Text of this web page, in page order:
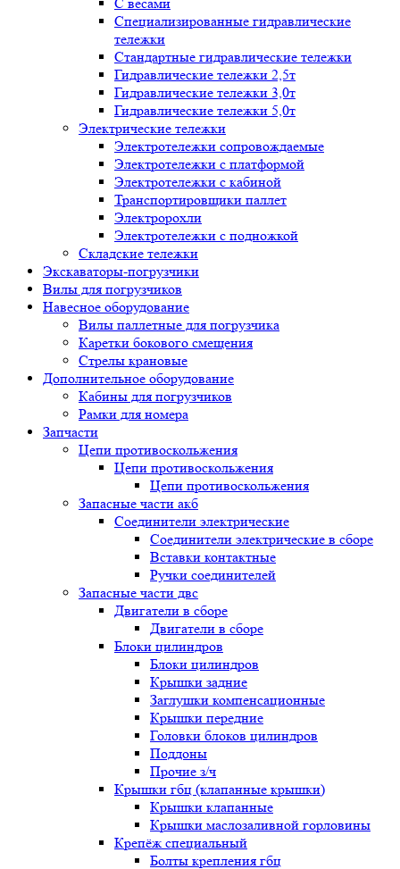
Специализированные гидравлические
тележки
Стандартные гидравлические тележки
Гидравлические тележки 2,5т
Гидравлические тележки 3,0т
Гидравлические тележки 5,0т
Электрические тележки
Электротележки сопровождаемые
Электротележки с платформой
Электротележки с кабиной
Транспортировщики паллет
Электророхли
Электротележки с подножкой
Складские тележки
Экскаваторы-погрузчики
Вилы для погрузчиков
Навесное оборудование
Вилы паллетные для погрузчика
Каретки бокового смещения
Стрелы крановые
Дополнительное оборудование
Кабины для погрузчиков
Рамки для номера
Запчасти
Цепи противоскольжения
Цепи противоскольжения
Цепи противоскольжения
Запасные части акб
Соединители электрические
Соединители электрические в сборе
Вставки контактные
Ручки соединителей
Запасные части двс
Двигатели в сборе
Двигатели в сборе
Блоки цилиндров
Блоки цилиндров
Крышки задние
Заглушки компенсационные
Крышки передние
Головки блоков цилиндров
Поддоны
Прочие з/ч
Крышки гбц (клапанные крышки)
Крышки клапанные
Крышки маслозаливной горловины
Крепёж специальный
Болты крепления гбц